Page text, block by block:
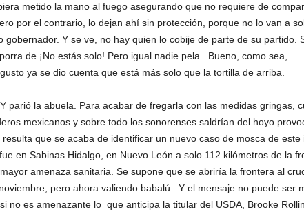
metido la mano al fuego asegurando que no requiere de
por el contrario, lo dejan ahí sin protección, porque no lo van a
gobernador. Y se ve, no hay quien lo cobije de parte de su partido.
de ¡No estás solo! Pero igual nadie pela. Bueno, como sea,
ya se dio cuenta que está más solo que la tortilla de arriba.
parió la abuela. Para acabar de fregarla con las medidas gringas,
mexicanos y sobre todo los sonorenses saldrían del hoyo
que se acaba de identificar un nuevo caso de mosca de este
en Sabinas Hidalgo, en Nuevo León a solo 112 kilómetros de la
amenaza sanitaria. Se supone que se abriría la frontera al
pero ahora valiendo babalú. Y el mensaje no puede ser
no es amenazante lo que anticipa la titular del USDA, Brooke